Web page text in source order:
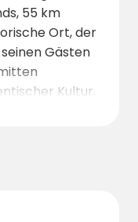
55 km
Ort, der
Gästen
Kultur.
um sich zu
mit